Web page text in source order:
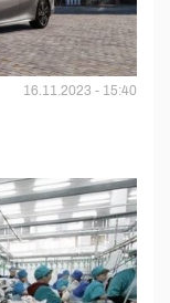
16.11.2023 - 15:40